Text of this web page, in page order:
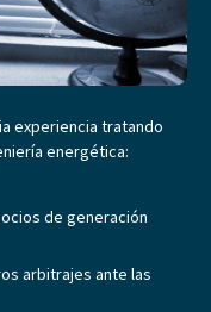
experiencia tratando
energética:
de generación
arbitrajes ante las